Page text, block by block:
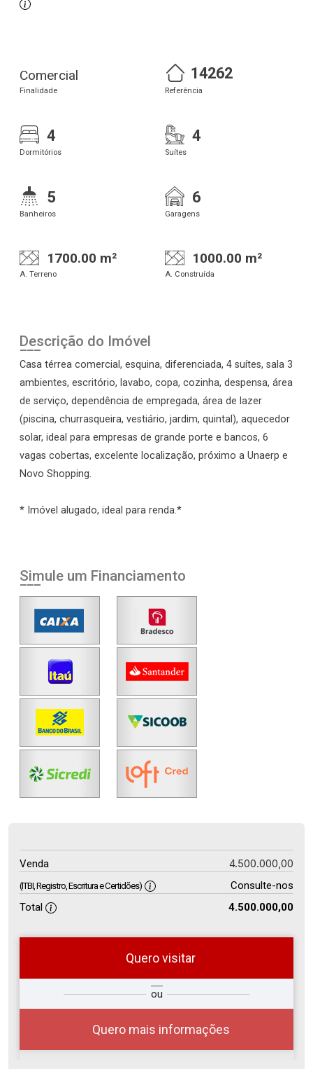
Comercial
Finalidade
14262
Referência
4
Dormitórios
4
Suítes
5
Banheiros
6
Garagens
1700.00 m²
A. Terreno
1000.00 m²
A. Construída
Descrição do Imóvel
Casa térrea comercial, esquina, diferenciada, 4 suítes, sala 3
ambientes, escritório, lavabo, copa, cozinha, despensa, área
de serviço, dependência de empregada, área de lazer
(piscina, churrasqueira, vestiário, jardim, quintal), aquecedor
solar, ideal para empresas de grande porte e bancos, 6
vagas cobertas, excelente localização, próximo a Unaerp e
Novo Shopping.
* Imóvel alugado, ideal para renda.*
Simule um Financiamento
Venda 4.500.000,00
(ITBI, Registro, Escritura e Certidões)
Consulte-nos
Total
4.500.000,00
Quero visitar
ou
Quero mais informações
Qual o melhor dia e horário para
você?